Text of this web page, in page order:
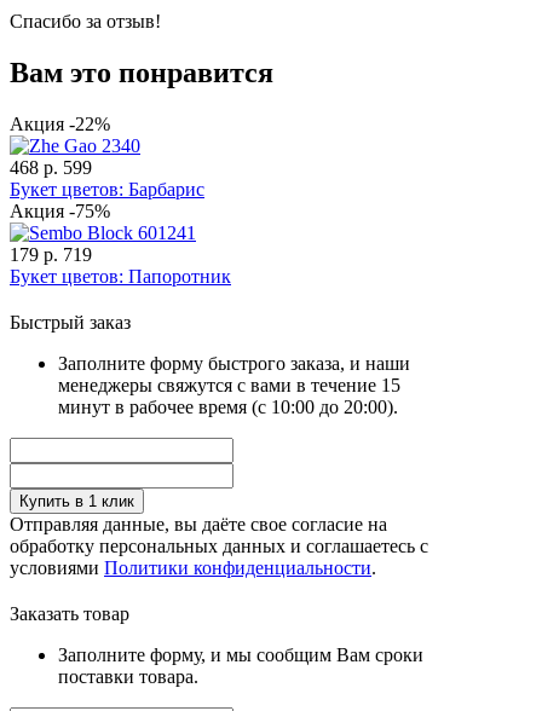
Спасибо за отзыв!
Вам это понравится
Акция -22%
468 р. 599
Букет цветов: Барбарис
Акция -75%
179 р. 719
Букет цветов: Папоротник
Быстрый заказ
Заполните форму быстрого заказа, и наши
менеджеры свяжутся с вами в течение 15
минут в рабочее время (с 10:00 до 20:00).
Купить в 1 клик
Отправляя данные, вы даёте свое согласие на
обработку персональных данных и соглашаетесь с
условиями Политики конфиденциальности.
Заказать товар
Заполните форму, и мы сообщим Вам сроки
поставки товара.